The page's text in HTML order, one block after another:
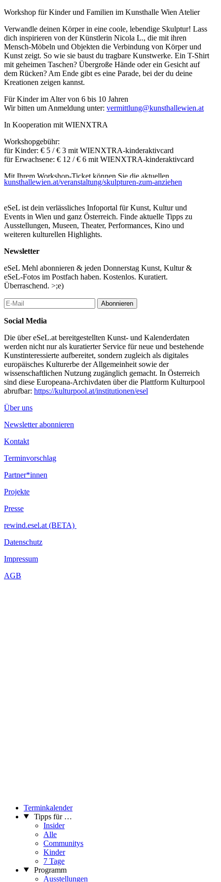
Workshop für Kinder und Familien im Kunsthalle Wien Atelier
Verwandle deinen Körper in eine coole, lebendige Skulptur! Lass
dich inspirieren von der Künstlerin Nicola L., die mit ihren
Mensch-Möbeln und Objekten die Verbindung von Körper und
Kunst zeigt. So wie sie baust du tragbare Kunstwerke. Ein T-Shirt
mit geheimen Taschen? Übergroße Hände oder ein Gesicht auf
dem Rücken? Am Ende gibt es eine Parade, bei der du deine
Kreationen zeigen kannst.
Für Kinder im Alter von 6 bis 10 Jahren
Wir bitten um Anmeldung unter: vermittlung@kunsthallewien.at
In Kooperation mit WIENXTRA
Workshopgebühr:
für Kinder: € 5 / € 3 mit WIENXTRA-kinderaktivcard
für Erwachsene: € 12 / € 6 mit WIENXTRA-kinderaktivcard
Mit Ihrem Workshop-Ticket können Sie die aktuellen
Ausstellungen der Kunsthalle Wien kostenlos besuchen.
kunsthallewien.at/veranstaltung/skulpturen-zum-anziehen
eSeL ist dein verlässliches Infoportal für Kunst, Kultur und
Events in Wien und ganz Österreich. Finde aktuelle Tipps zu
Ausstellungen, Museen, Theater, Performances, Kino und
weiteren kulturellen Highlights.
Newsletter
eSeL Mehl abonnieren & jeden Donnerstag Kunst, Kultur &
eSeL-Fotos im Postfach haben. Kostenlos. Kuratiert.
Überraschend. >;e)
Abonnieren
Social Media
Die über eSeL.at bereitgestellten Kunst- und Kalenderdaten
werden nicht nur als kuratierter Service für neue und bestehende
Kunstinteressierte aufbereitet, sondern zugleich als digitales
europäisches Kulturerbe der Allgemeinheit sowie der
wissenschaftlichen Nutzung zugänglich gemacht. In Österreich
sind diese Europeana-Archivdaten über die Plattform Kulturpool
abrufbar: https://kulturpool.at/institutionen/esel
Über uns
Newsletter abonnieren
Kontakt
Terminvorschlag
Partner*innen
Projekte
Presse
rewind.esel.at (BETA)
Datenschutz
Impressum
AGB
Terminkalender
Tipps für …
Insider
Alle
Communitys
Kinder
7 Tage
Programm
Ausstellungen